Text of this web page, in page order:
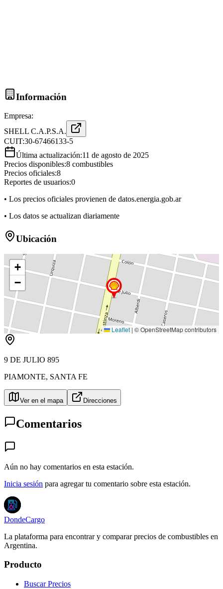
Información
Empresa:
SHELL C.A.P.S.A.
CUIT:30-67466133-5
Última actualización:11 de agosto de 2025
Precios disponibles:8 combustibles
Precios oficiales:8
Reportes de usuarios:0
• Los precios oficiales provienen de datos.energia.gob.ar
• Los datos se actualizan diariamente
Ubicación
+
−
Leaflet | © OpenStreetMap contributors
9 DE JULIO 895
PIAMONTE, SANTA FE
Ver en el mapa Direcciones
Comentarios
Aún no hay comentarios en esta estación.
Inicia sesión para agregar tu comentario sobre esta estación.
DondeCargo
La plataforma para encontrar y comparar precios de combustibles en
Argentina.
Producto
Buscar Precios